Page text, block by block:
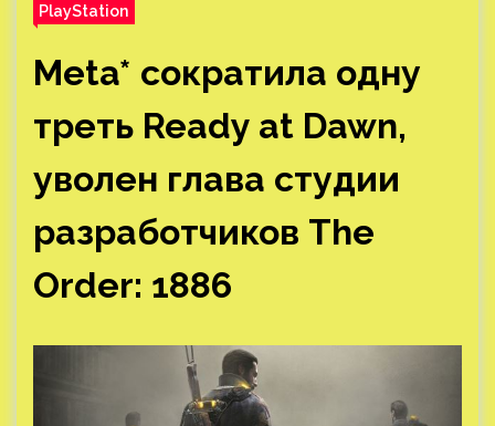
PlayStation
Meta* сократила одну
треть Ready at Dawn,
уволен глава студии
разработчиков The
Order: 1886